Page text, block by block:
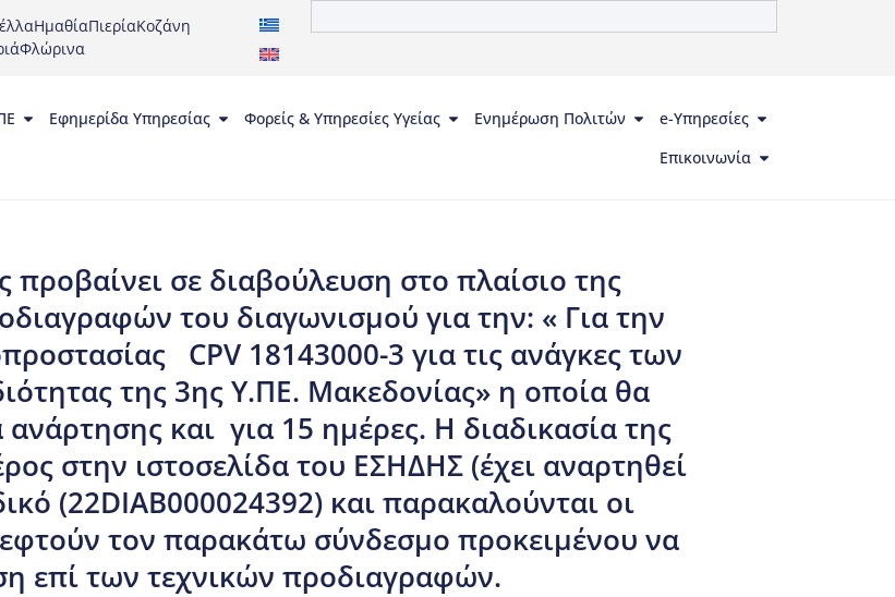
ΗμαθίαΠιερίαΚοζάνη
Φλώρινα
Εφημερίδα Υπηρεσίας Φορείς & Υπηρεσίες Υγείας Ενημέρωση Πολιτών
e-Υπηρεσίες
Επικοινωνία
σε διαβούλευση στο πλαίσιο της
του διαγωνισμού για την: « Για την
CPV 18143000-3 για τις ανάγκες των
της 3ης Υ.ΠΕ. Μακεδονίας» η οποία θα
και για 15 ημέρες. Η διαδικασία της
στην ιστοσελίδα του ΕΣΗΔΗΣ (έχει αναρτηθεί
(22DIAB000024392) και παρακαλούνται οι
τον παρακάτω σύνδεσμο προκειμένου να
επί των τεχνικών προδιαγραφών.